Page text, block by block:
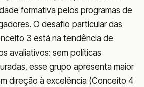
formativa pelos programas de
O desafio particular das
3 está na tendência de
avaliativos: sem políticas
esse grupo apresenta maior
direção à excelência (Conceito 4